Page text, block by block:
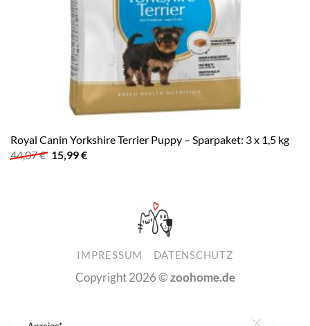
Royal Canin Yorkshire Terrier Puppy – Sparpaket: 3 x 1,5 kg
44,07€ Ursprünglicher
Preis
15,99€Aktueller
IMPRESSUM DATENSCHUTZ
Copyright 2026 ©zoohome.de